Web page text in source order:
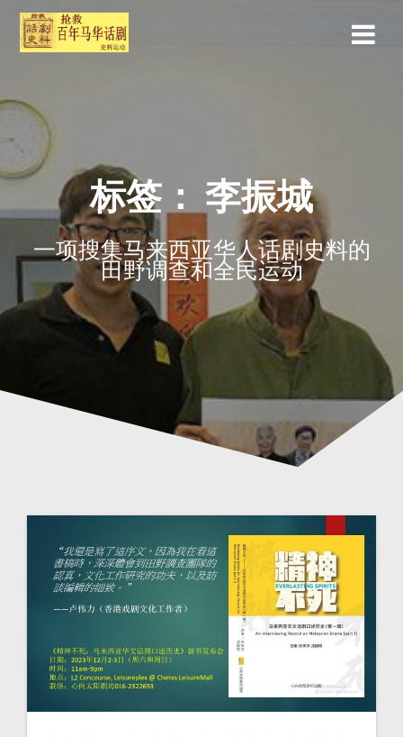
标签： 李振城
一项搜集马来西亚华人话剧史料的
田野调查和全民运动